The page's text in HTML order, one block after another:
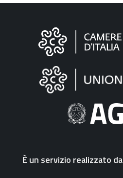
Informazioni
"Fattura
Elettronica"
È un servizio realizzato da